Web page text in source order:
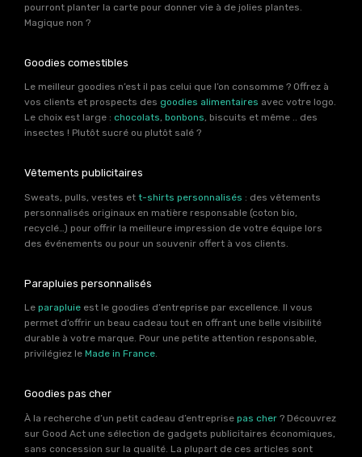
pourront planter la carte pour donner vie à de jolies plantes.
Magique non ?
Goodies comestibles
Le meilleur goodies n’est il pas celui que l’on consomme ? Offrez à
vos clients et prospects des goodies alimentaires avec votre logo.
Le choix est large : chocolats, bonbons, biscuits et même .. des
insectes ! Plutôt sucré ou plutôt salé ?
Vêtements publicitaires
Sweats, pulls, vestes et t-shirts personnalisés : des vêtements
personnalisés originaux en matière responsable (coton bio,
recyclé…) pour offrir la meilleure impression de votre équipe lors
des événements ou pour un souvenir offert à vos clients.
Parapluies personnalisés
Le parapluie est le goodies d’entreprise par excellence. Il vous
permet d’offrir un beau cadeau tout en offrant une belle visibilité
durable à votre marque. Pour une petite attention responsable,
privilégiez le Made in France.
Goodies pas cher
À la recherche d’un petit cadeau d’entreprise pas cher ? Découvrez
sur Good Act une sélection de gadgets publicitaires économiques,
sans concession sur la qualité. La plupart de ces articles sont